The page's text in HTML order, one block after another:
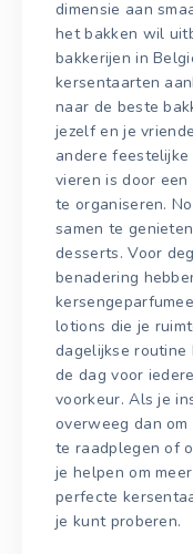
dimensie aan
het bakken wil
bakkerijen in
kersentaarten
naar de beste
jezelf en je
andere
vieren is door
te organiseren.
samen te
desserts. Voor
benadering
lotions die je
dagelijkse routine
de dag voor
voorkeur. Als je
overweeg dan
te raadplegen of
je helpen om
perfecte
je kunt proberen.